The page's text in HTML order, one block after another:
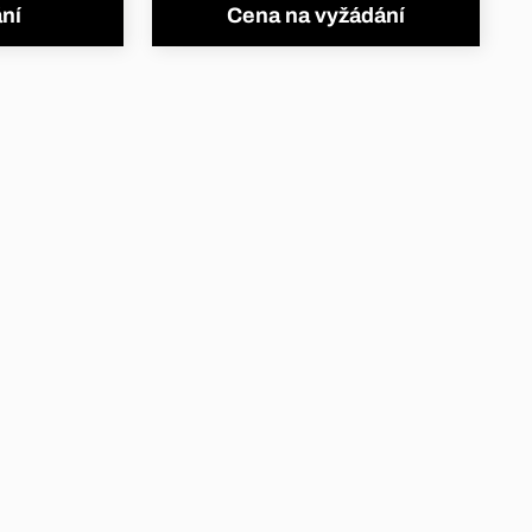
Cena na vyžádání